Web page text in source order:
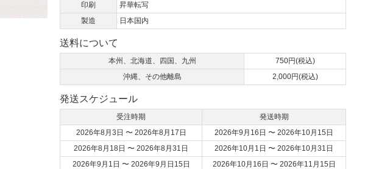
印刷
昇華転写
製造
日本国内
送料について
本州、北海道、四国、九州
750円(税込)
沖縄、その他離島
2,000円(税込)
発送スケジュール
受注時期
発送時期
2026年8月3日 〜 2026年8月17日
2026年9月16日 〜 2026年10月15日
2026年8月18日 〜 2026年8月31日
2026年10月1日 〜 2026年10月31日
2026年9月1日 〜 2026年9月日15日
2026年10月16日 〜 2026年11月15日